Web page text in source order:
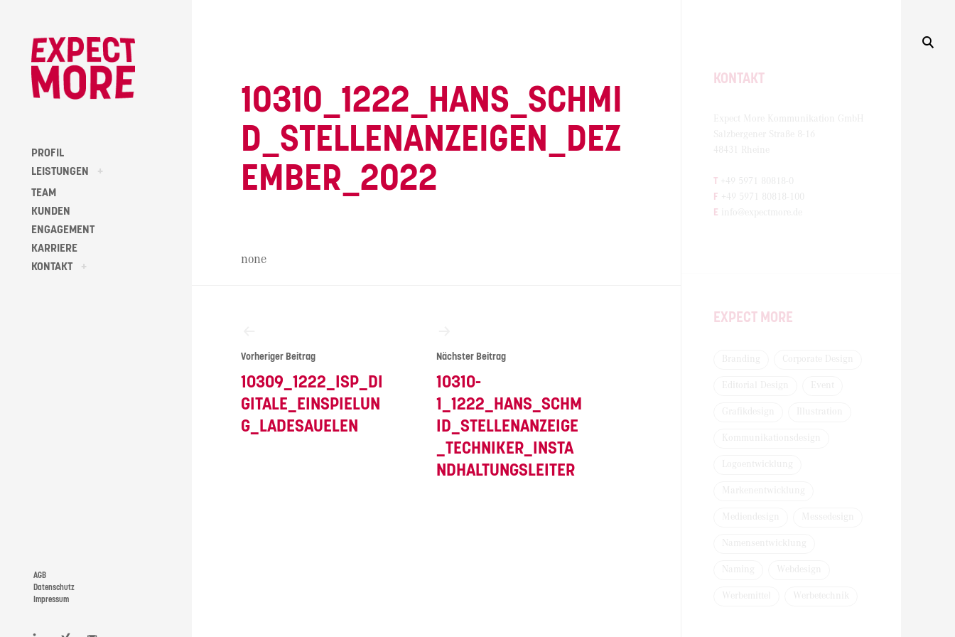
content
PROFIL
LEISTUNGEN
toggle
+
TEAM
KUNDEN
ENGAGEMENT
KARRIERE
KONTAKT
toggle
+
10310_1222_HANS_SCHMI
D_STELLENANZEIGEN_DEZ
EMBER_2022
none
Vorheriger Beitrag
10309_1222_ISP_DI
GITALE_EINSPIELUN
G_LADESAUELEN
Nächster Beitrag
10310-
1_1222_HANS_SCHM
ID_STELLENANZEIGE
_TECHNIKER_INSTA
NDHALTUNGSLEITER
KONTAKT
Expect More Kommunikation GmbH
Salzbergener Straße 8-16
48431 Rheine
T +49 5971 80818-0
F +49 5971 80818-100
E info@expectmore.de
EXPECT MORE
Branding Corporate Design
Editorial Design
Grafikdesign
Kommunikationsdesign
Logoentwicklung
Markenentwicklung
Mediendesign Messedesign
Namensentwicklung
Naming Webdesign
AGB
Datenschutz
Impressum